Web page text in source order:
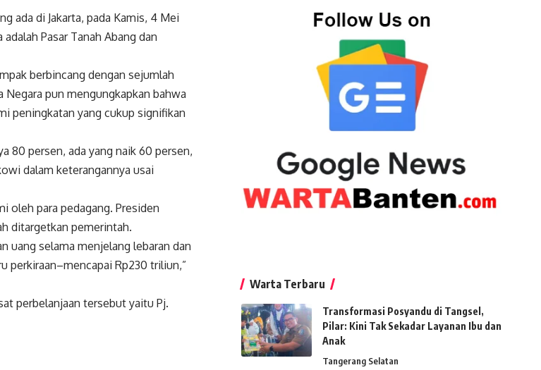
ada di Jakarta, pada Kamis, 4 Mei
Pasar Tanah Abang dan
berbincang dengan sejumlah
Negara pun mengungkapkan bahwa
peningkatan yang cukup signifikan
80 persen, ada yang naik 60 persen,
dalam keterangannya usai
oleh para pedagang. Presiden
ditargetkan pemerintah.
uang selama menjelang lebaran dan
perkiraan–mencapai Rp230 triliun,”
perbelanjaan tersebut yaitu Pj.
Warta Terbaru
Transformasi Posyandu di Tangsel,
Pilar: Kini Tak Sekadar Layanan Ibu dan
Anak
Tangerang Selatan